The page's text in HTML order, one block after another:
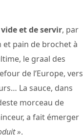
et de servir, par
et pain de brochet à
le graal des
de l’Europe, vers
La sauce, dans
morceau de
a fait émerger
».